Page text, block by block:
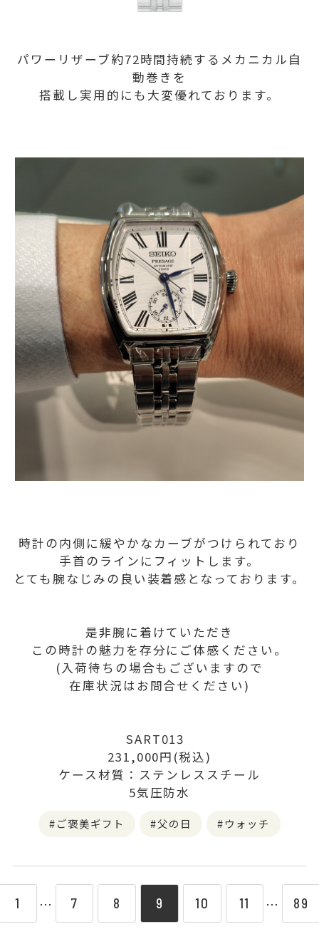
パワーリザーブ約72時間持続するメカニカル自
動巻きを
搭載し実用的にも大変優れております。
時計の内側に緩やかなカーブがつけられており
手首のラインにフィットします。
とても腕なじみの良い装着感となっております。
是非腕に着けていただき
この時計の魅力を存分にご体感ください。
(入荷待ちの場合もございますので
在庫状況はお問合せください)
SART013
231,000円(税込)
ケース材質：ステンレススチール
5気圧防水
ご褒美ギフト 父の日 ウォッチ
1 ⋯ 7 8 9 10 11 ⋯ 89